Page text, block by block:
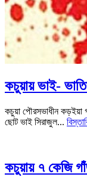
কচুয়ায় ভাই-
কচুয়া পৌরসভাধীন কড়ইয়া
ছোট ভাই সিরাজুল...
কচুয়ায় ৭ কেজি